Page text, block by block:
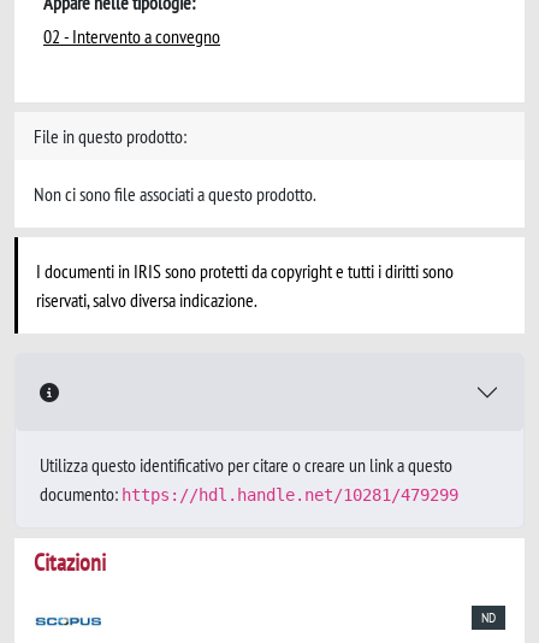
02 - Intervento a convegno
File in questo prodotto:
Non ci sono file associati a questo prodotto.
I documenti in IRIS sono protetti da copyright e tutti i diritti sono
riservati, salvo diversa indicazione.
Utilizza questo identificativo per citare o creare un link a questo
documento: https://hdl.handle.net/10281/479299
Citazioni
ND